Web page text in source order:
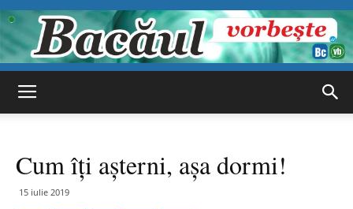
vorbește
Cum îți așterni, așa dormi!
15 iulie 2019